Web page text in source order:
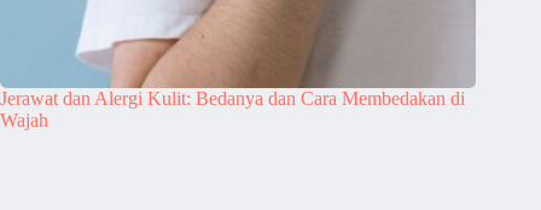
Jerawat dan Alergi Kulit: Bedanya dan Cara Membedakan di
Wajah